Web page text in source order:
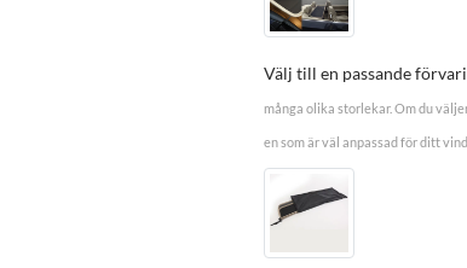
Välj till en passande
många olika storlekar. Om du
en som är väl anpassad för ditt